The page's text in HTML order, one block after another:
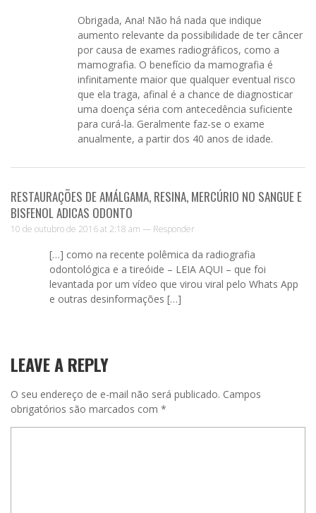
Obrigada, Ana! Não há nada que indique
aumento relevante da possibilidade de ter câncer
por causa de exames radiográficos, como a
mamografia. O benefício da mamografia é
infinitamente maior que qualquer eventual risco
que ela traga, afinal é a chance de diagnosticar
uma doença séria com antecedência suficiente
para curá-la. Geralmente faz-se o exame
anualmente, a partir dos 40 anos de idade.
RESTAURAÇÕES DE AMÁLGAMA, RESINA, MERCÚRIO NO SANGUE E
BISFENOL ADICAS ODONTO
10 de outubro de 2016 at 2:18 am — Responder
[…] como na recente polêmica da radiografia
odontológica e a tireóide – LEIA AQUI – que foi
levantada por um vídeo que virou viral pelo Whats App
e outras desinformações […]
LEAVE A REPLY
O seu endereço de e-mail não será publicado. Campos
obrigatórios são marcados com *